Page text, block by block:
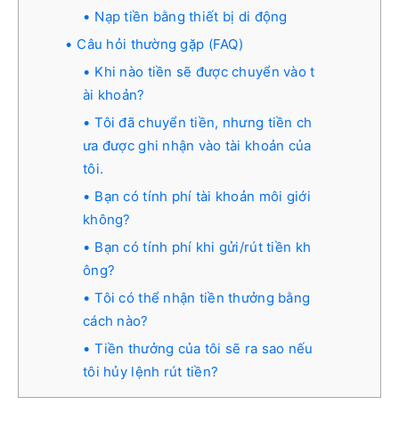
Nạp tiền bằng thiết bị di động
Câu hỏi thường gặp (FAQ)
Khi nào tiền sẽ được chuyển vào t
ài khoản?
Tôi đã chuyển tiền, nhưng tiền ch
ưa được ghi nhận vào tài khoản của
tôi.
Bạn có tính phí tài khoản môi giới
không?
Bạn có tính phí khi gửi/rút tiền kh
ông?
Tôi có thể nhận tiền thưởng bằng
cách nào?
Tiền thưởng của tôi sẽ ra sao nếu
tôi hủy lệnh rút tiền?